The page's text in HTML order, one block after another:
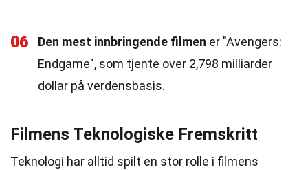
06 Den mest innbringende filmen er "Avengers:
Endgame", som tjente over 2,798 milliarder
dollar på verdensbasis.
Filmens Teknologiske Fremskritt
Teknologi har alltid spilt en stor rolle i filmens